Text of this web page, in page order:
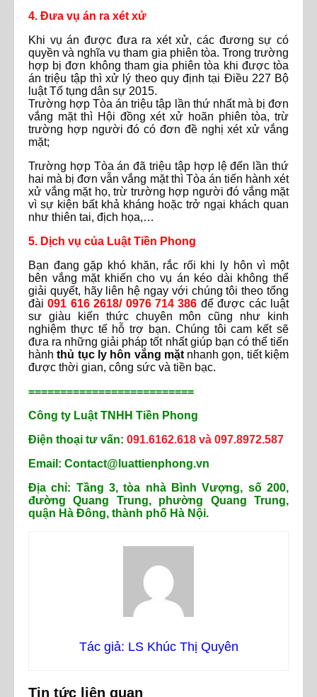
4. Đưa vụ án ra xét xử
Khi vụ án được đưa ra xét xử, các đương sự có
quyền và nghĩa vụ tham gia phiên tòa. Trong trường
hợp bị đơn không tham gia phiên tòa khi được tòa
án triệu tập thì xử lý theo quy định tại Điều 227 Bộ
luật Tố tụng dân sự 2015.
Trường hợp Tòa án triệu tập lần thứ nhất mà bị đơn
vắng mặt thì Hội đồng xét xử hoãn phiên tòa, trừ
trường hợp người đó có đơn đề nghị xét xử vắng
mặt;
Trường hợp Tòa án đã triệu tập hợp lệ đến lần thứ
hai mà bị đơn vẫn vắng mặt thì Tòa án tiến hành xét
xử vắng mặt họ, trừ trường hợp người đó vắng mặt
vì sự kiện bất khả kháng hoặc trở ngại khách quan
như thiên tai, địch họa,…
5. Dịch vụ của Luật Tiền Phong
Bạn đang gặp khó khăn, rắc rối khi ly hôn vì một
bên vắng mặt khiến cho vụ án kéo dài không thể
giải quyết, hãy liên hệ ngay với chúng tôi theo tổng
đài091 616 2618/ 0976 714 386 để được các luật
sư giàu kiến thức chuyên môn cũng như kinh
nghiệm thực tế hỗ trợ bạn. Chúng tôi cam kết sẽ
đưa ra những giải pháp tốt nhất giúp bạn có thể tiến
hànhthủ tục ly hôn vắng mặtnhanh gọn, tiết kiệm
được thời gian, công sức và tiền bạc.
==========================
Công ty Luật TNHH Tiền Phong
Điện thoại tư vấn: 091.6162.618 và 097.8972.587
Email: Contact@luattienphong.vn
Địa chỉ: Tầng 3, tòa nhà Bình Vượng, số 200,
đường Quang Trung, phường Quang Trung,
quận Hà Đông, thành phố Hà Nội.
Tác giả: LS Khúc Thị Quyên
Tin tức liên quan